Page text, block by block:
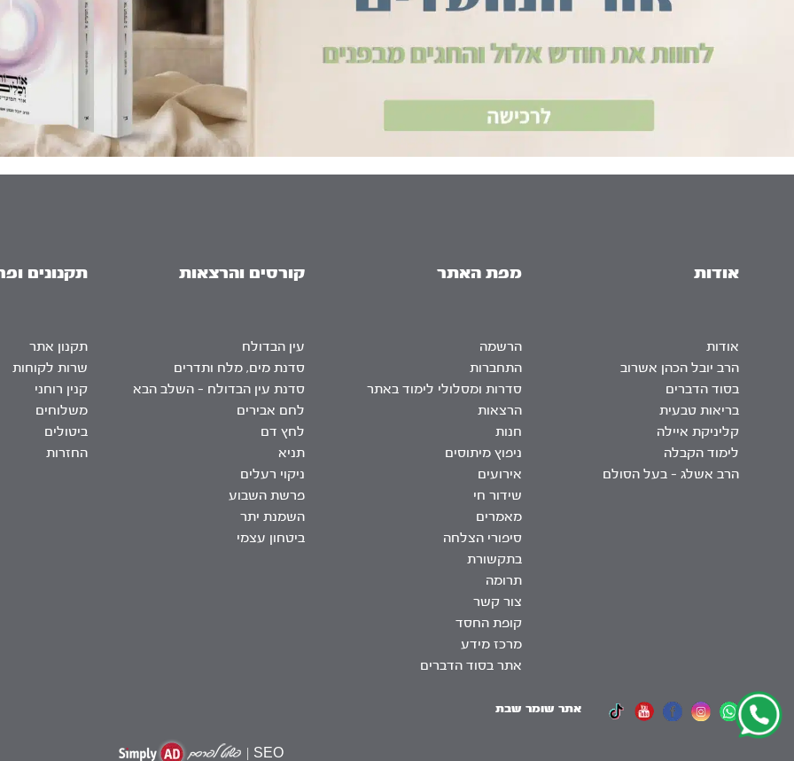
אודות
אודות
הרב יובל הכהן אשרוב
בסוד הדברים
בריאות טבעית
קליניקת איילה
לימוד הקבלה
הרב אשלג – בעל הסולם
מפת האתר
הרשמה
התחברות
סדרות ומסלולי לימוד באתר
הרצאות
חנות
ניפוץ מיתוסים
אירועים
שידור חי
מאמרים
סיפורי הצלחה
בתקשורת
תרומה
צור קשר
קופת החסד
מרכז מידע
אתר בסוד הדברים
קורסים והרצאות
עין הבדולח
סדנת מים, מלח ותדרים
סדנת עין הבדולח – השלב הבא
לחם אבירים
לחץ דם
תניא
ניקוי רעלים
פרשת השבוע
השמנת יתר
ביטחון עצמי
תקנונים
תקנון אתר
שרות לקוחות
קנין רוחני
משלוחים
ביטולים
החזרות
אתר שומר שבת
SEO